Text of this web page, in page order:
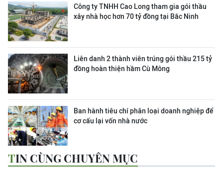
Công ty TNHH Cao Long tham gia gói thầu
xây nhà học hơn 70 tỷ đồng tại Bắc Ninh
Liên danh 2 thành viên trúng gói thầu 215 tỷ
đồng hoàn thiện hầm Cù Mông
Ban hành tiêu chí phân loại doanh nghiệp để
cơ cấu lại vốn nhà nước
TIN CÙNG CHUYÊN MỤC